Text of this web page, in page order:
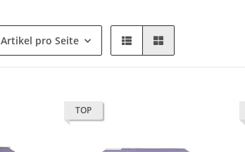
Artikel pro Seite
TOP